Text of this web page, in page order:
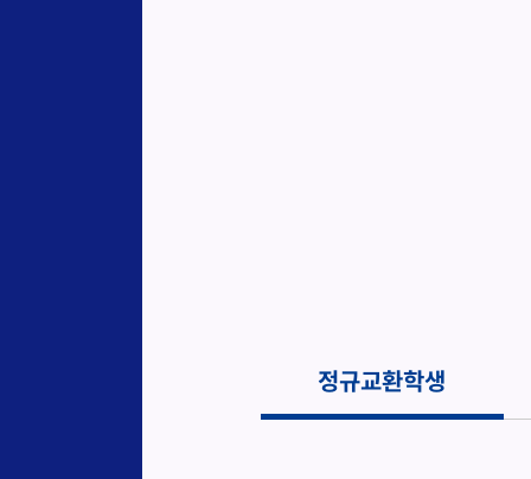
정규교환학생